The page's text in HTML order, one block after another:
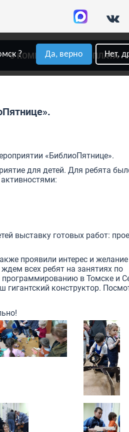
? Да, верно Нет,
О КОМПАНИИ ОПЛАТА
«БиблиоПятнице».
для детей. Для ребята
выставку готовых работ:
проявили интерес и желание
всех ребят на занятиях по
программированию в Томске и
конструктор.